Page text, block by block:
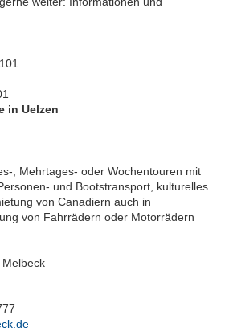
in Uelzen
, Mehrtages- oder Wochentouren mit
und Bootstransport, kulturelles
von Canadiern auch in
von Fahrrädern oder Motorrädern